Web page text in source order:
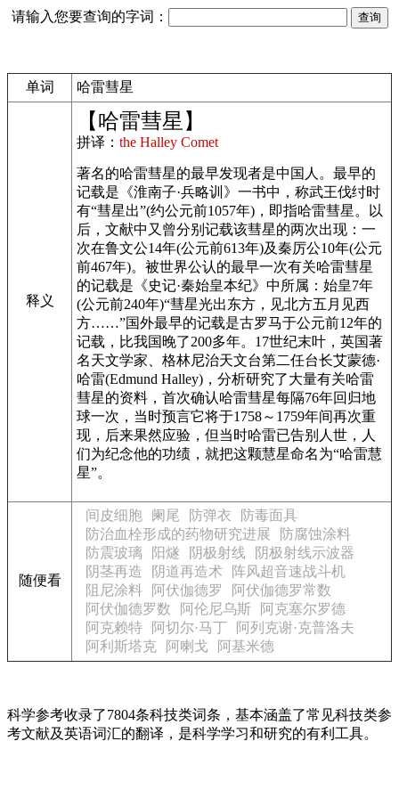
请输入您要查询的字词：
单词 哈雷彗星
释义
【哈雷彗星】
拼译： the Halley Comet
著名的哈雷彗星的最早发现者是中国人。最早的
记载是《淮南子·兵略训》一书中，称武王伐纣时
有“彗星出”(约公元前1057年)，即指哈雷彗星。以
后，文献中又曾分别记载该彗星的两次出现：一
次在鲁文公14年(公元前613年)及秦厉公10年(公元
前467年)。被世界公认的最早一次有关哈雷彗星
的记载是《史记·秦始皇本纪》中所属：始皇7年
(公元前240年)“彗星光出东方，见北方五月见西
方……”国外最早的记载是古罗马于公元前12年的
记载，比我国晚了200多年。17世纪末叶，英国著
名天文学家、格林尼治天文台第二任台长艾蒙德·
哈雷(Edmund Halley)，分析研究了大量有关哈雷
彗星的资料，首次确认哈雷彗星每隔76年回归地
球一次，当时预言它将于1758～1759年间再次重
现，后来果然应验，但当时哈雷已告别人世，人
们为纪念他的功绩，就把这颗慧星命名为“哈雷慧
星”。
随便看
间皮细胞 阑尾 防弹衣
防毒面具
防治血栓形成的药物研究进展
防腐蚀涂料
防震玻璃
阳燧 阴极射线
阴极射线示波器
阴茎再造
阴道再造术
阵风超音速战斗机
阻尼涂料
阿伏伽德罗
阿伏伽德罗常数
阿伏伽德罗数
阿伦尼乌斯
阿克塞尔罗德
阿克赖特
阿切尔·马丁
阿列克谢·克普洛夫
阿利斯塔克
阿喇戈 阿基米德
科学参考收录了7804条科技类词条，基本涵盖了常见科技类参
考文献及英语词汇的翻译，是科学学习和研究的有利工具。